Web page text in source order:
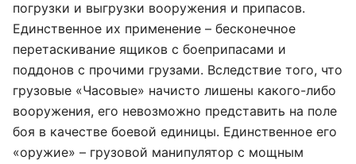
погрузки и выгрузки вооружения и припасов.
Единственное их применение – бесконечное
перетаскивание ящиков с боеприпасами и
поддонов с прочими грузами. Вследствие того, что
грузовые «Часовые» начисто лишены какого-либо
вооружения, его невозможно представить на поле
боя в качестве боевой единицы. Единственное его
«оружие» – грузовой манипулятор с мощным